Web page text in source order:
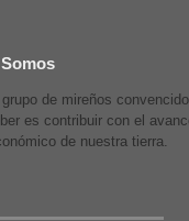
de mireños
es contribuir con el
de nuestra tierra.